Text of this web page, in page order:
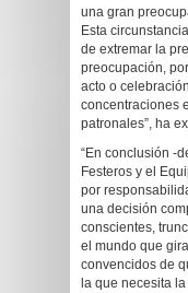
una gran
Esta
de extremar la
preocupación,
acto o
concentraciones
patronales”, ha
“En conclusión -
Festeros y el
por
una decisión
conscientes,
el mundo que
convencidos de
la que necesita